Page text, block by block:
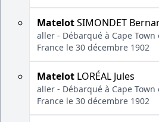
MatelotSIMONDET
aller - Débarqué à Cape
France le 30 décembre 1902
Matelot LORÉAL Jules
aller - Débarqué à Cape
France le 30 décembre 1902